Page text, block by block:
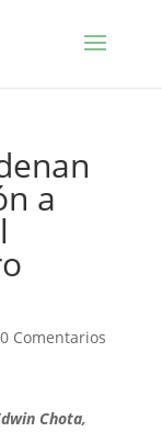
a
0 Comentarios
Chota,